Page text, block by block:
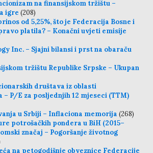
na finansijskom tržištu –
igre (208)
od 5,25%, što je Federacija Bosne i
platila? – Konačni uvjeti emisije
Inc. – Sjajni bilansi i prst na obaraču
tržištu Republike Srpske – Ukupan
društava iz oblasti
– P/E za posljednjih 12 mjeseci (TTM)
u Srbiji – Inflaciona memorija (268)
potrošačkih pondera u BiH (2015–
značaj – Pogoršanje životnog
na petogodišnje obveznice Federacije